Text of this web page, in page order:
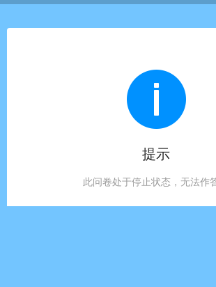
提示
此问卷处于停止状态，无法作